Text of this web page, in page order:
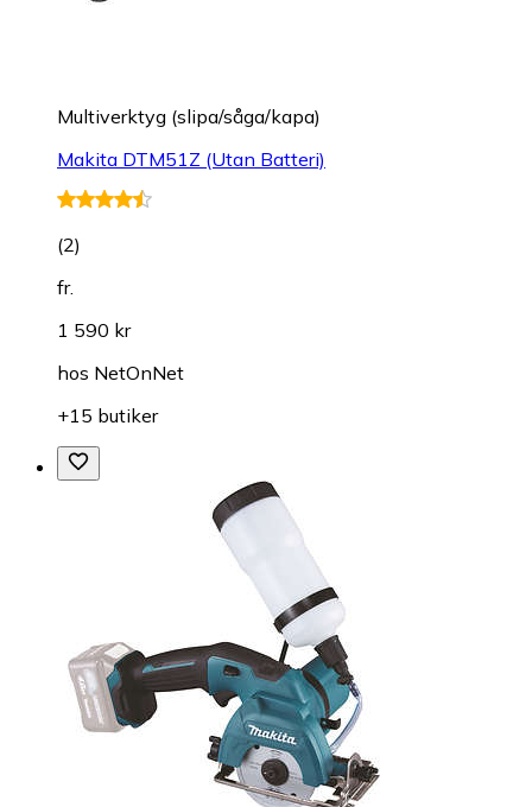
Multiverktyg (slipa/såga/kapa)
Makita DTM51Z (Utan Batteri)
(2)
fr.
1 590 kr
hos NetOnNet
+15 butiker